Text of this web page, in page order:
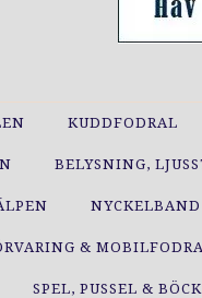
KUDDFODRAL
BELYSNING,
NYCKELBAND
&
SPEL, PUSSEL &